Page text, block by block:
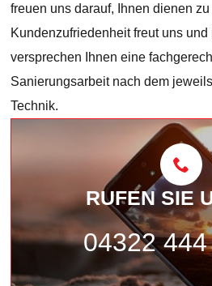
freuen uns darauf, Ihnen dienen
Kundenzufriedenheit freut uns
versprechen Ihnen eine
Sanierungsarbeit nach dem
Technik.
RUFEN SIE
04322